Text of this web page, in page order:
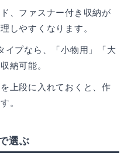
、ファスナー付き収納が
しやすくなります。
イプなら、「小物用」「大
納可能。
上段に入れておくと、作
。
選ぶ